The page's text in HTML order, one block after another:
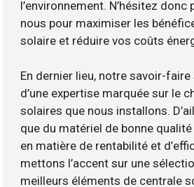
l’environnement. N’hésitez donc
nous pour maximiser les
solaire et réduire vos coûts
En dernier lieu, notre savoir-faire
d’une expertise marquée sur le
solaires que nous installons.
que du matériel de bonne
en matière de rentabilité et
mettons l’accent sur une
meilleurs éléments de centrale